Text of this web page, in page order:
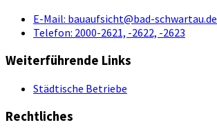
E-Mail: bauaufsicht@bad-schwartau.de
Telefon: 2000-2621, -2622, -2623
Weiterführende Links
Städtische Betriebe
Rechtliches